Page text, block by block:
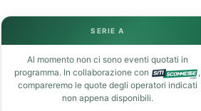
SERIE A
Al momento non ci sono eventi quotati in
programma. In collaborazione con
,
compareremo le quote degli operatori indicati
non appena disponibili.